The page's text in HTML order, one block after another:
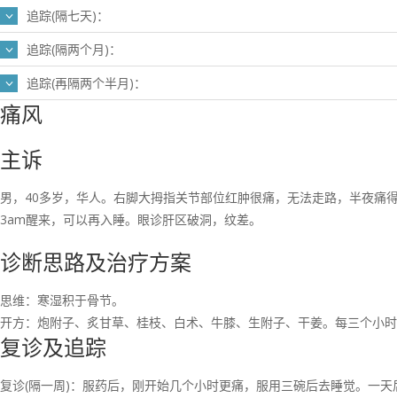
追踪(隔七天)：
追踪(隔两个月)：
追踪(再隔两个半月)：
痛风
主诉
男，40多岁，华人。右脚大拇指关节部位红肿很痛，无法走路，半夜
3am醒来，可以再入睡。眼诊肝区破洞，纹差。
诊断思路及治疗方案
思维：寒湿积于骨节。
开方：炮附子、炙甘草、桂枝、白术、牛膝、生附子、干姜。每三个小
复诊及追踪
复诊(隔一周)：服药后，刚开始几个小时更痛，服用三碗后去睡觉。一